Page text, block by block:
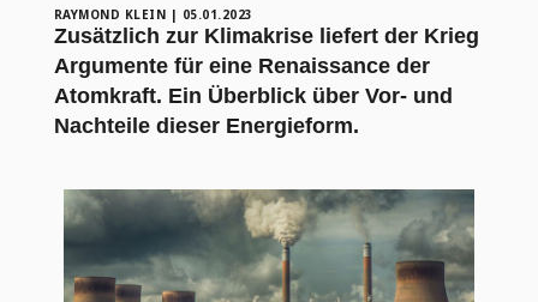
RAYMOND KLEIN | 05.01.2023
Zusätzlich zur Klimakrise liefert der Krieg
Argumente für eine Renaissance der
Atomkraft. Ein Überblick über Vor- und
Nachteile dieser Energieform.